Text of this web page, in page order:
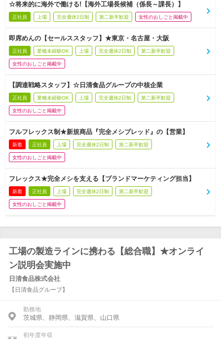
☆将来的に海外で働ける!【海外工場長候補（係長～課長）】
正社員 上場 完全週休2日制 第二新卒歓迎 女性のおしごと掲載中
即席めんの【セールススタッフ】★東京・名古屋・大阪
正社員 業種未経験OK 上場 完全週休2日制 第二新卒歓迎
女性のおしごと掲載中
【調達戦略スタッフ】☆日清食品グループの中核企業
正社員 業種未経験OK 上場 完全週休2日制 第二新卒歓迎
女性のおしごと掲載中
フルフレックス制★新規商品『完全メシブレッド』の【営業】
新着 正社員 上場 完全週休2日制 第二新卒歓迎
女性のおしごと掲載中
フレックス★完全メシを支える【ブランドマーケティング担当】
新着 正社員 上場 完全週休2日制 第二新卒歓迎
女性のおしごと掲載中
工場の製造ラインに携わる【総合職】★オンライ
ン説明会実施中
日清食品株式会社
【日清食品グループ】
勤務地
茨城県、静岡県、滋賀県、山口県
初年度年収